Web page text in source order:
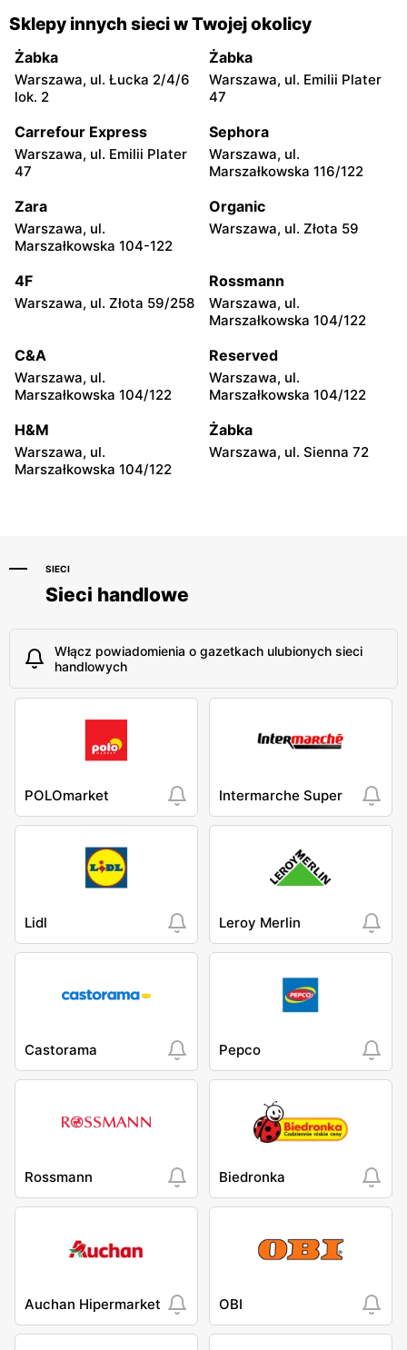
Cersanit
Kobyłka, ul. Nadarzyńska
124
Cersanit
Warszawa, ul. Trakt Brzeski
75
Cersanit
185
Cersanit
Krakowska 106
Cersanit Cersanit
Sienkiewicza 17A
Cersanit
Kościuszki 16b
Cersanit
Cersanit
Nowodworska 9
Cersanit
Cersanit Cersanit
28
Cersanit Cersanit
Sklepy innych sieci w Twojej okolicy
Żabka
Warszawa, ul. Łucka 2/4/6
lok. 2
Żabka
Warszawa, ul. Emilii Plater
47
Carrefour Express
Warszawa, ul. Emilii Plater
47
Sephora
Warszawa, ul.
Marszałkowska 116/122
Zara
Warszawa, ul.
Marszałkowska 104-122
Organic
Warszawa, ul. Złota 59
4F
Warszawa, ul. Złota 59/258
Rossmann
Warszawa, ul.
Marszałkowska 104/122
C&A
Warszawa, ul.
Marszałkowska 104/122
Reserved
Warszawa, ul.
Marszałkowska 104/122
H&M
Warszawa, ul.
Marszałkowska 104/122
Żabka
Warszawa, ul. Sienna 72
SIECI
Sieci handlowe
Włącz powiadomienia o gazetkach ulubionych sieci
handlowych
POLOmarket Intermarche Super
Lidl Leroy Merlin
Castorama Pepco
Rossmann Biedronka
Auchan Hipermarket OBI